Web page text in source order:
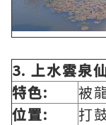
3. 上水雲泉
特色:
被
位置:
打